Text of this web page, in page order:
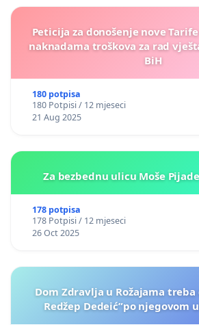
Peticija za donošenje nove
naknadama troškova za rad
BiH
180 potpisa
180 Potpisi / 12 mjeseci
21 Aug 2025
Za bezbednu ulicu Moše
178 potpisa
178 Potpisi / 12 mjeseci
26 Oct 2025
Dom Zdravlja u Rožajama treba
Redžep Dedeić”po njegovom